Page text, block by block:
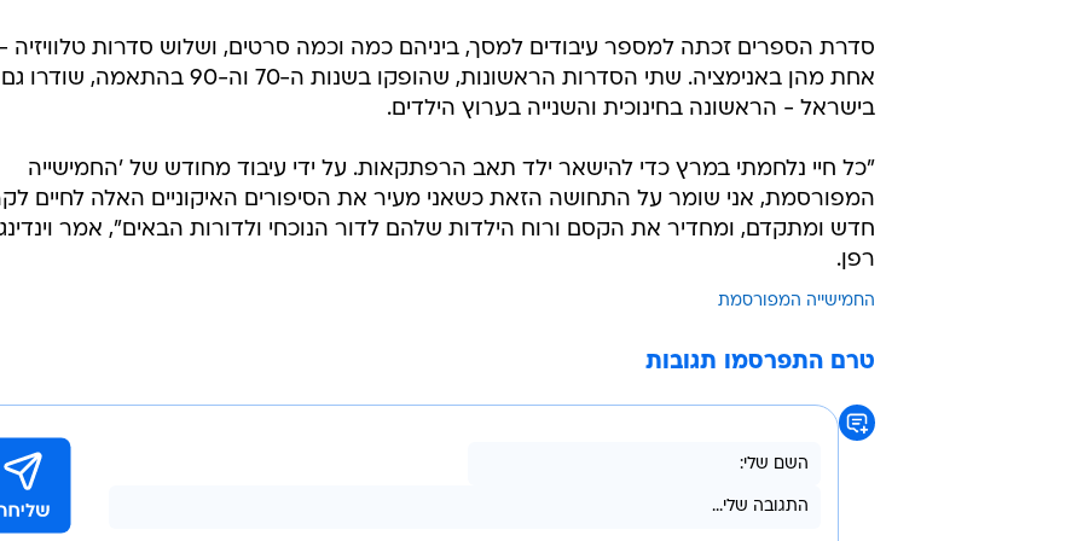
סדרת הספרים זכתה למספר עיבודים למסך, ביניהם כמה וכמה סרטים, ושלוש סדרות טלוויזיה
אחת מהן באנימציה. שתי הסדרות הראשונות, שהופקו בשנות ה-70 וה-90 בהתאמה, שודרו גם
בישראל - הראשונה בחינוכית והשנייה בערוץ הילדים.
"כל חיי נלחמתי במרץ כדי להישאר ילד תאב הרפתקאות. על ידי עיבוד מחודש של 'החמישייה
המפורסמת, אני שומר על התחושה הזאת כשאני מעיר את הסיפורים האיקוניים האלה לחיים
חדש ומתקדם, ומחדיר את הקסם ורוח הילדות שלהם לדור הנוכחי ולדורות הבאים", אמר וינדינג
רפן.
החמישייה המפורסמת
טרם התפרסמו תגובות